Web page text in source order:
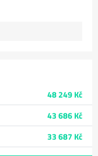
48 249 Kč
43 686 Kč
33 687 Kč